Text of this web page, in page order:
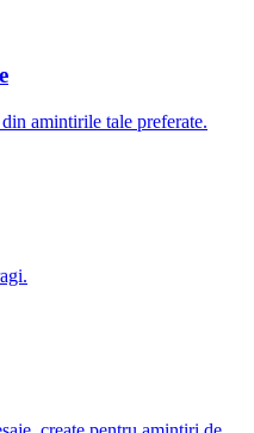
amintirile tale preferate.